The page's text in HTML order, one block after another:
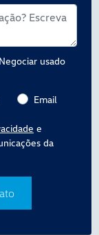
Negociar usado
Email
e
da